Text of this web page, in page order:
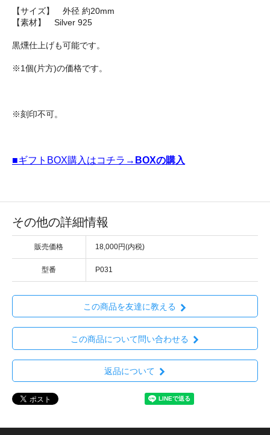
【サイズ】 外径 約20mm
【素材】 Silver 925
黒燻仕上げも可能です。
※1個(片方)の価格です。
※刻印不可。
■ギフトBOX購入はコチラ→ BOXの購入
その他の詳細情報
販売価格 18,000円(内税)
型番 P031
この商品を友達に教える
この商品について問い合わせる
返品について